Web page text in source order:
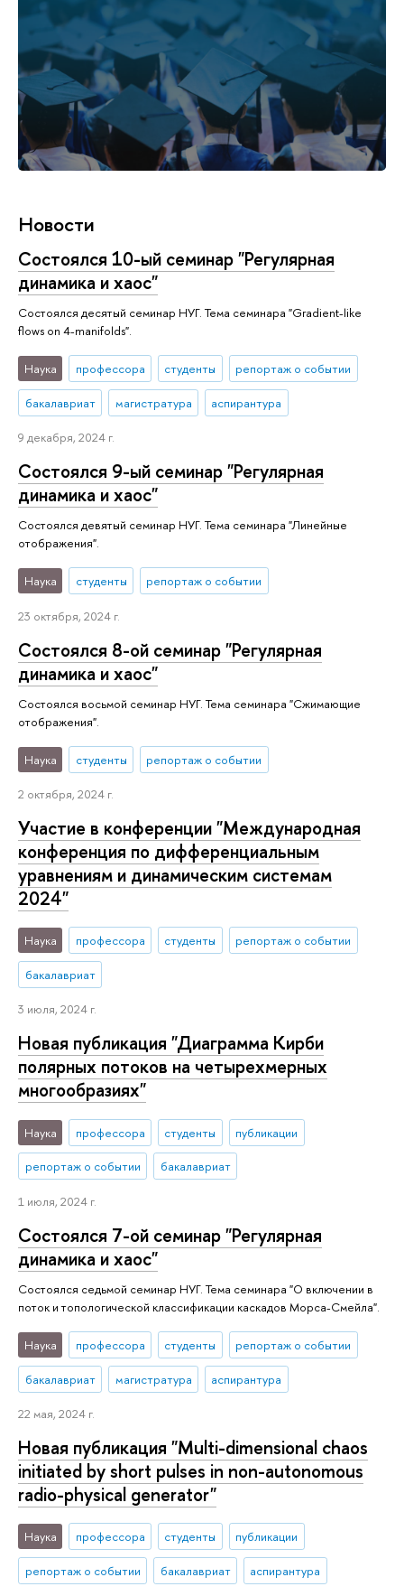
Новости
Состоялся 10-ый семинар "Регулярная
динамика и хаос"
Состоялся десятый семинар НУГ. Тема семинара "Gradient-like
flows on 4-manifolds".
Наука профессора студенты репортаж о событии
бакалавриат магистратура аспирантура
9 декабря, 2024 г.
Состоялся 9-ый семинар "Регулярная
динамика и хаос"
Состоялся девятый семинар НУГ. Тема семинара "Линейные
отображения".
Наука студенты репортаж о событии
23 октября, 2024 г.
Состоялся 8-ой семинар "Регулярная
динамика и хаос"
Состоялся восьмой семинар НУГ. Тема семинара "Сжимающие
отображения".
Наука студенты репортаж о событии
2 октября, 2024 г.
Участие в конференции "Международная
конференция по дифференциальным
уравнениям и динамическим системам
2024"
Наука профессора студенты репортаж о событии
бакалавриат
3 июля, 2024 г.
Новая публикация "Диаграмма Кирби
полярных потоков на четырехмерных
многообразиях"
Наука профессора студенты публикации
репортаж о событии бакалавриат
1 июля, 2024 г.
Состоялся 7-ой семинар "Регулярная
динамика и хаос"
Состоялся седьмой семинар НУГ. Тема семинара "О включении в
поток и топологической классификации каскадов Морса-Смейла".
Наука профессора студенты репортаж о событии
бакалавриат магистратура аспирантура
22 мая, 2024 г.
Новая публикация "Multi-dimensional chaos
initiated by short pulses in non-autonomous
radio-physical generator"
Наука профессора студенты публикации
репортаж о событии бакалавриат аспирантура